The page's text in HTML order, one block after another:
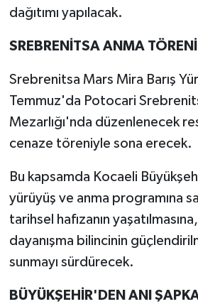
dağıtımı yapılacak.
SREBRENİTSA ANMA
Srebrenitsa Mars Mira Barış
Temmuz'da Potocari
Mezarlığı'nda düzenlenecek
cenaze töreniyle sona erecek.
Bu kapsamda Kocaeli
yürüyüş ve anma programına
tarihsel hafızanın
dayanışma bilincinin
sunmayı sürdürecek.
BÜYÜKŞEHİR'DEN ANI